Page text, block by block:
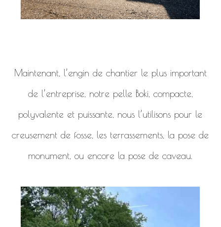
Maintenant, l’engin de chantier le plus important
de l’entreprise, notre pelle Boki, compacte,
polyvalente et puissante, nous l’utilisons pour le
creusement de fosse, les terrassements, la pose de
monument, ou encore la pose de caveau.